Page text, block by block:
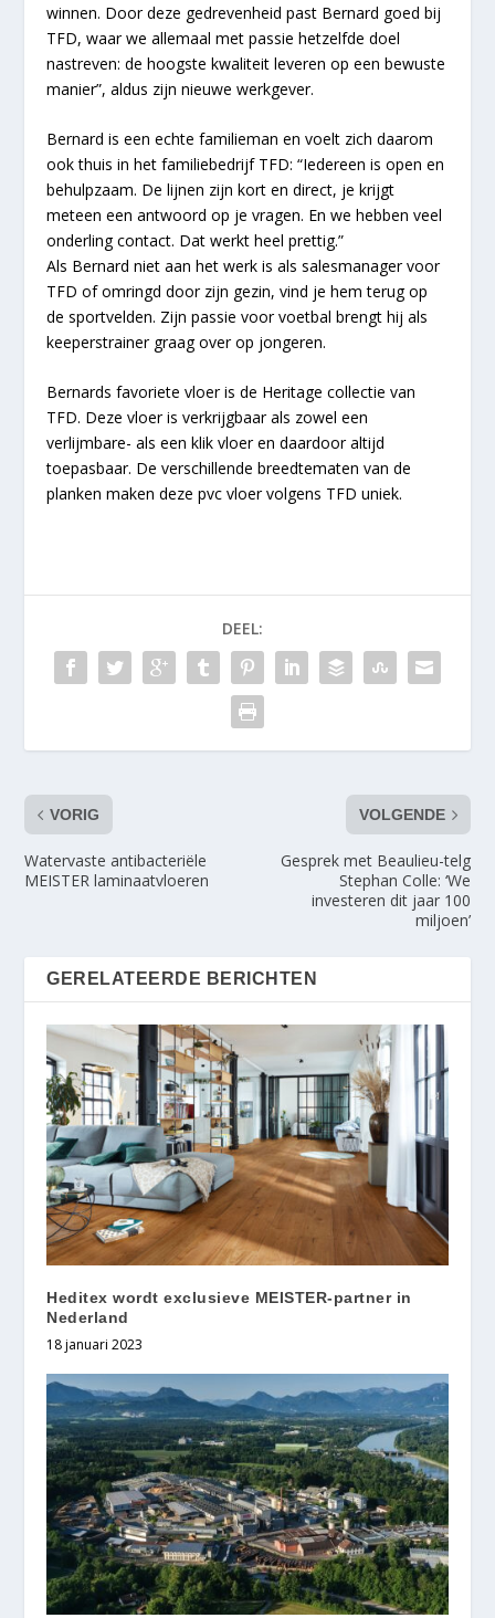
winnen. Door deze gedrevenheid past Bernard goed bij
TFD, waar we allemaal met passie hetzelfde doel
nastreven: de hoogste kwaliteit leveren op een bewuste
manier”, aldus zijn nieuwe werkgever.
Bernard is een echte familieman en voelt zich daarom
ook thuis in het familiebedrijf TFD: “Iedereen is open en
behulpzaam. De lijnen zijn kort en direct, je krijgt
meteen een antwoord op je vragen. En we hebben veel
onderling contact. Dat werkt heel prettig.”
Als Bernard niet aan het werk is als salesmanager voor
TFD of omringd door zijn gezin, vind je hem terug op
de sportvelden. Zijn passie voor voetbal brengt hij als
keeperstrainer graag over op jongeren.
Bernards favoriete vloer is de Heritage collectie van
TFD. Deze vloer is verkrijgbaar als zowel een
verlijmbare- als een klik vloer en daardoor altijd
toepasbaar. De verschillende breedtematen van de
planken maken deze pvc vloer volgens TFD uniek.
DEEL:
VORIG
Watervaste antibacteriële
MEISTER laminaatvloeren
VOLGENDE
Gesprek met Beaulieu-telg
Stephan Colle: ‘We
investeren dit jaar 100
miljoen’
GERELATEERDE BERICHTEN
Heditex wordt exclusieve MEISTER-partner in
Nederland
18 januari 2023